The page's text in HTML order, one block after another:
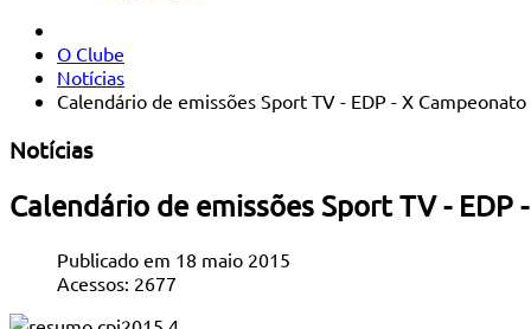
O Clube
Notícias
Calendário de emissões Sport TV - EDP - X
Notícias
Calendário de emissões Sport TV -
Publicado em 18 maio 2015
Acessos: 2677